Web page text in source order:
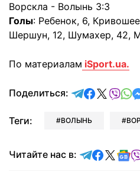
Ворскла - Волынь 3:3
Голы: Ребенок, 6,
Шершун, 12, Шумахер, 42,
По материалам iSport.ua.
Поделиться: отправить в
Теги: ВОЛЫНЬ
Читайте нас в: Читайте в